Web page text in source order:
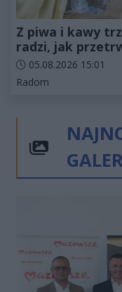
Z piwa i kawy
radzi, jak
Data dodania artykułu:
05.08.2026 15:01
Kategorie artykułu:
Radom